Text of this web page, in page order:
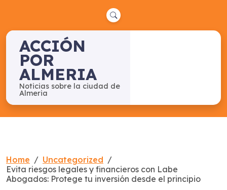
ACCIÓN
POR
ALMERIA
Noticias sobre la ciudad de
Almeria
Home
Uncategorized
Evita riesgos legales y financieros con Labe
Abogados: Protege tu inversión desde el principio